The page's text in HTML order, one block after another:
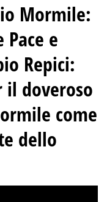
Mormile:
e
Repici:
il doveroso
come
dello